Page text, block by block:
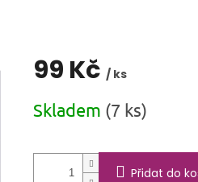
99 Kč / ks
cena:
Skladem (7 ks)
Přidat do